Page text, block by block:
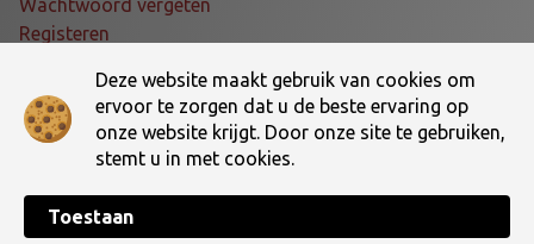
Deze website maakt gebruik van cookies om
ervoor te zorgen dat u de beste ervaring op
onze website krijgt. Door onze site te gebruiken,
stemt u in met cookies.
Toestaan
E
L
N
G
Wachtwoord vergeten
Registeren
Voorwaarden
Algemene voorwaarden
Verzending- en retourbeleid